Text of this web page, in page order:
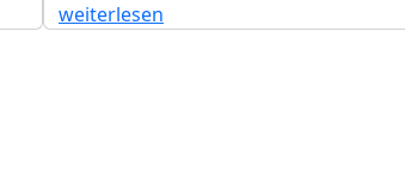
weiterlesen